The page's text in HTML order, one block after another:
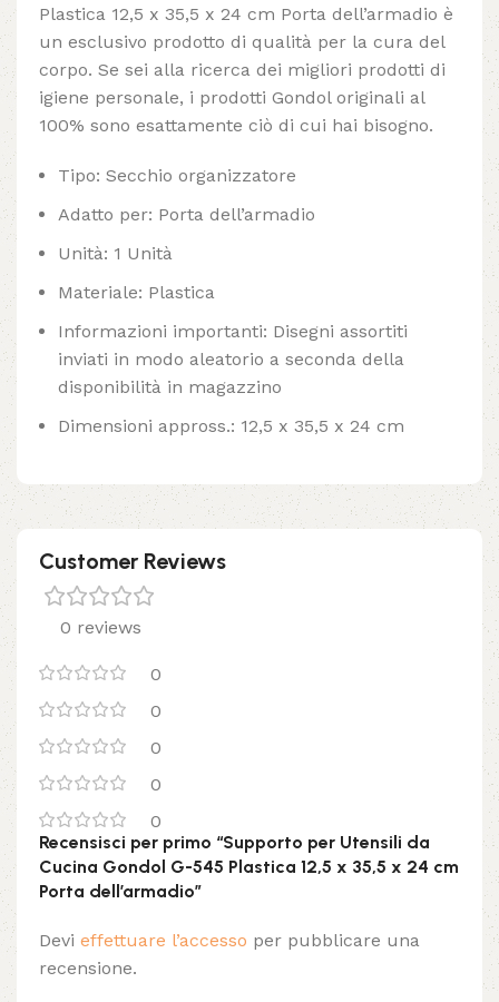
Plastica 12,5 x 35,5 x 24 cm Porta dell’armadio è
un esclusivo prodotto di qualità per la cura del
corpo. Se sei alla ricerca dei migliori prodotti di
igiene personale, i prodotti Gondol originali al
100% sono esattamente ciò di cui hai bisogno.
Tipo: Secchio organizzatore
Adatto per: Porta dell’armadio
Unità: 1 Unità
Materiale: Plastica
Informazioni importanti: Disegni assortiti
inviati in modo aleatorio a seconda della
disponibilità in magazzino
Dimensioni appross.: 12,5 x 35,5 x 24 cm
Customer Reviews
0 reviews
0
0
0
0
0
Recensisci per primo “Supporto per Utensili da
Cucina Gondol G-545 Plastica 12,5 x 35,5 x 24 cm
Porta dell’armadio”
Devi effettuare l’accesso per pubblicare una
recensione.